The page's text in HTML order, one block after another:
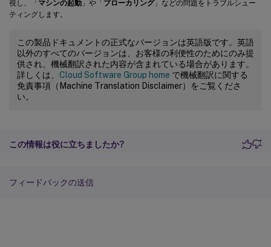
視し、「マシンの起動 」や「ブローカリング」などの問題をトラブルシュー
ティングします。
この製品ドキュメントの正式なバージョンは英語版です。英語
以外のすべてのバージョンは、お客様の利便性のためにのみ提
供され、機械翻訳された内容が含まれている場合があります。
詳しくは、 Cloud Software Group home で機械翻訳に関する
免責事項（Machine Translation Disclaimer）をご覧くださ
い。
この情報は役に立ちましたか?
フィードバックの送信